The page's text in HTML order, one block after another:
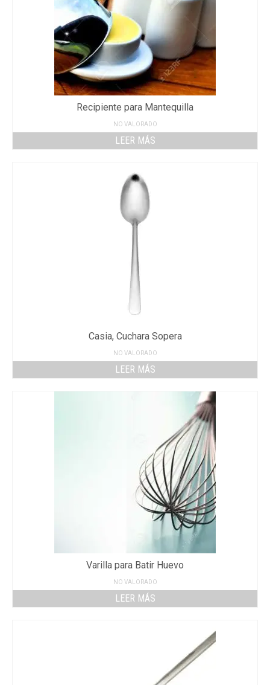
Recipiente para Mantequilla
NO VALORADO
LEER MÁS
Casia, Cuchara Sopera
NO VALORADO
LEER MÁS
Varilla para Batir Huevo
NO VALORADO
LEER MÁS